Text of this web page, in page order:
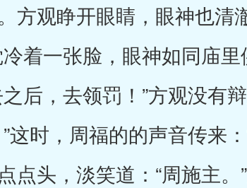
方观睁开眼睛，眼神也清
冷着一张脸，眼神如同庙
后，去领罚！”方观没有
这时，周福的的声音传来
点头，淡笑道：“周施主。